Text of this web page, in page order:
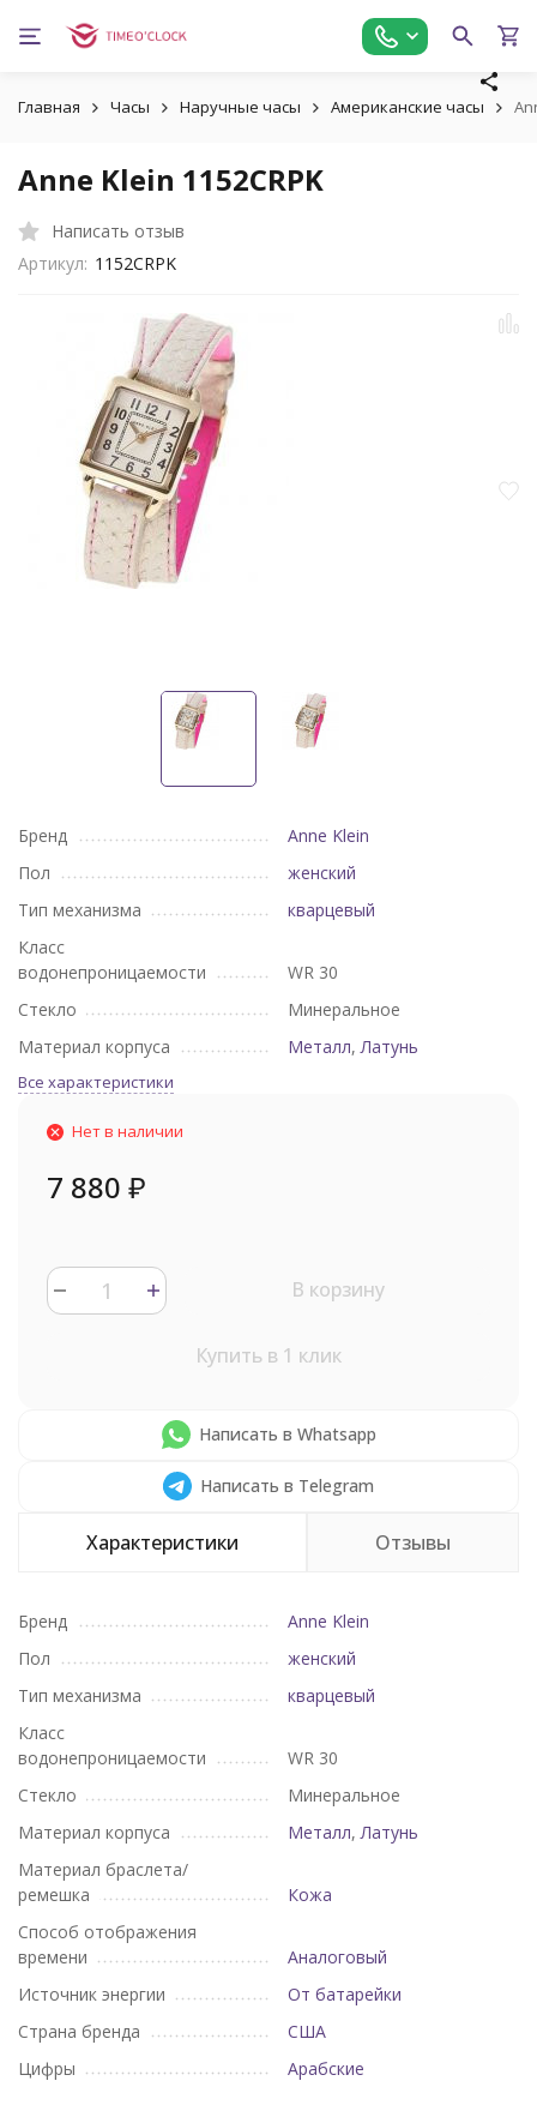
Главная Часы Наручные часы Американские часы
Anne Klein 1152CRPK
Написать отзыв
Артикул: 1152CRPK
Бренд
Anne Klein
Пол
женский
Тип механизма
кварцевый
Класс
водонепроницаемости
WR 30
Стекло
Минеральное
Материал корпуса
Металл,Латунь
Все характеристики
Нет в наличии
7 880 ₽
В корзину
Купить в 1 клик
Написать в Whatsapp
Написать в Telegram
Характеристики Отзывы
Бренд
Anne Klein
Пол
женский
Тип механизма
кварцевый
Класс
водонепроницаемости
WR 30
Стекло
Минеральное
Материал корпуса
Металл,Латунь
Материал браслета/
ремешка
Кожа
Способ отображения
времени
Аналоговый
Источник энергии
От батарейки
Страна бренда
США
Цифры
Арабские